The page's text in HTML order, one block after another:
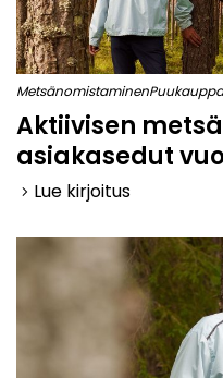
MetsänomistaminenPuukauppa
Aktiivisen
asiakasedut
keyboard_arrow_right Lue kirjoitus